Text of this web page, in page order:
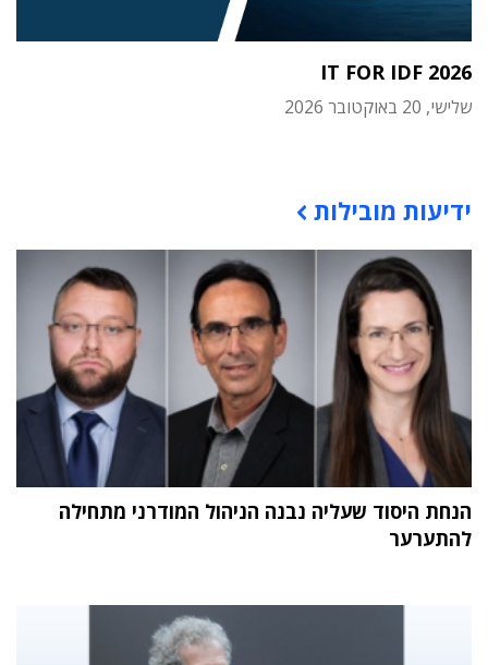
IT FOR IDF 2026
שלישי, 20 באוקטובר 2026
ידיעות מובילות
הנחת היסוד שעליה נבנה הניהול המודרני מתחילה
להתערער